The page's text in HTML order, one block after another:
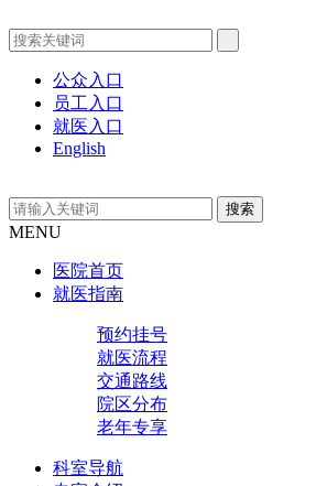
公众入口
员工入口
就医入口
English
MENU
医院首页
就医指南
预约挂号
就医流程
交通路线
院区分布
老年专享
科室导航